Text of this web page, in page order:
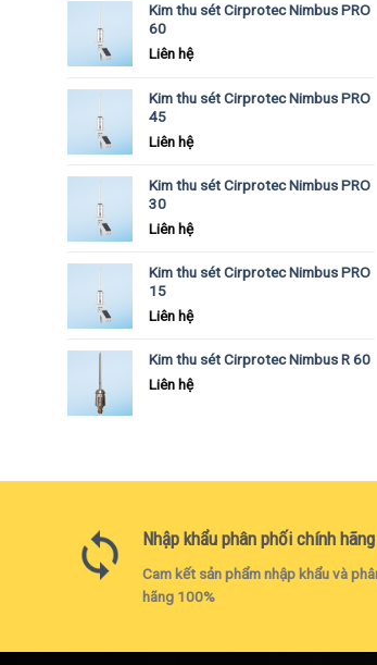
Kim thu sét Cirprotec Nimbus PRO
60
Liên hệ
Kim thu sét Cirprotec Nimbus PRO
45
Liên hệ
Kim thu sét Cirprotec Nimbus PRO
30
Liên hệ
Kim thu sét Cirprotec Nimbus PRO
15
Liên hệ
Kim thu sét Cirprotec Nimbus R 60
Liên hệ
Nhập khẩu phân phối chính hãng
Cam kết sản phẩm nhập khẩu và
hãng 100%